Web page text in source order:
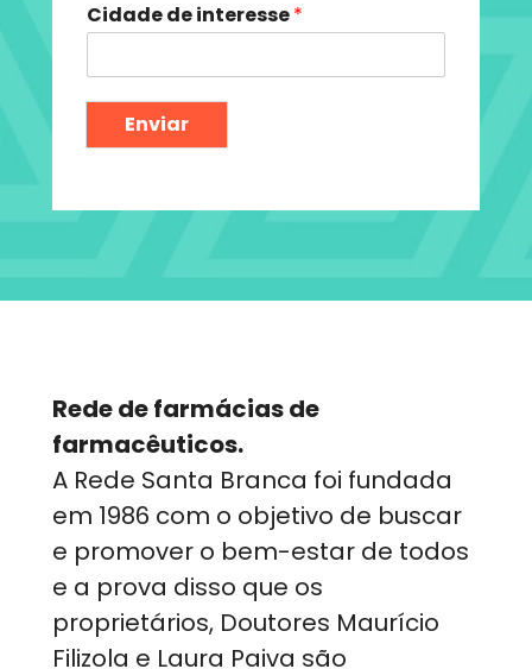
Cidade de interesse*
Enviar
Rede de farmácias de
farmacêuticos.
A Rede Santa Branca foi fundada
em 1986 com o objetivo de buscar
e promover o bem-estar de todos
e a prova disso que os
proprietários, Doutores Maurício
Filizola e Laura Paiva são